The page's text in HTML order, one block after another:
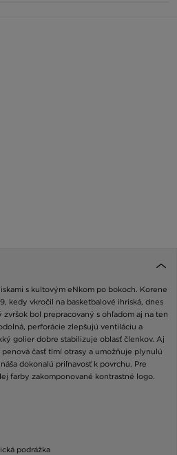
s kultovým eNkom po bokoch. Korene
kedy vkročil na basketbalové ihriská, dnes
bol prepracovaný s ohľadom aj na ten
perforácie zlepšujú ventiláciu a
golier dobre stabilizuje oblasť členkov. Aj
časť tlmí otrasy a umožňuje plynulú
dokonalú priľnavosť k povrchu. Pre
farby zakomponované kontrastné logo.
podrážka